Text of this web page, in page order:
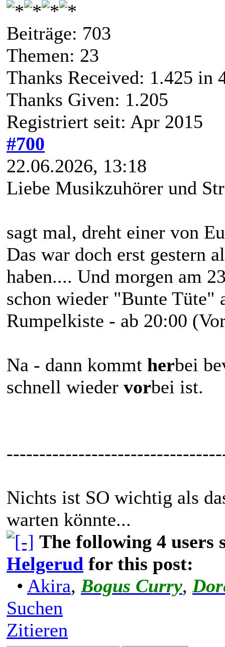
Beiträge: 703
Themen: 23
Thanks Received: 1.425 in
Thanks Given: 1.205
Registriert seit: Apr 2015
#700
22.06.2026, 13:18
Liebe Musikzuhörer und
sagt mal, dreht einer von
Das war doch erst gestern
haben.... Und morgen am
schon wieder "Bunte Tüte"
Rumpelkiste - ab 20:00
Na - dann kommt herbei
schnell wieder vorbei ist.
Nichts ist SO wichtig als
warten könnte...
The following 4 users
Helgerud for this post:
• Akira, Bogus Curry,
Suchen
Zitieren